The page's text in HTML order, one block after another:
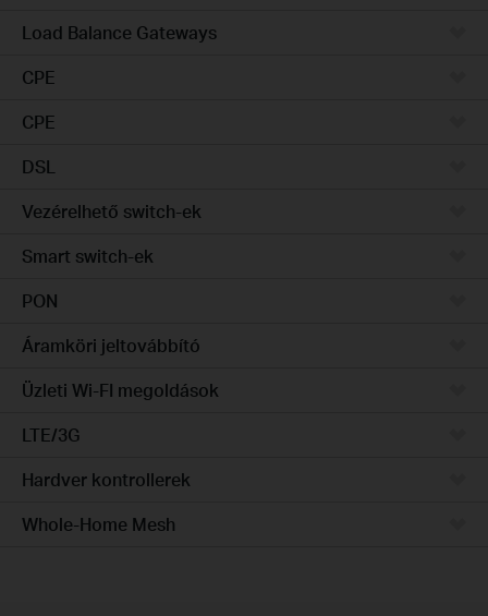
Load Balance Gateways
CPE
CPE
DSL
Vezérelhető switch-ek
Smart switch-ek
PON
Áramköri jeltovábbító
Üzleti Wi-FI megoldások
LTE/3G
Hardver kontrollerek
Whole-Home Mesh